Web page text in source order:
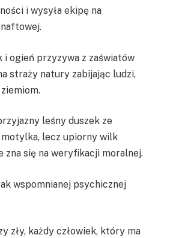
i wysyła ekipę na
ogień przyzywa z zaświatów
straży natury zabijając ludzi,
leśny duszek ze
motylka, lecz upiorny wilk
zna się na weryfikacji moralnej.
wspomnianej psychicznej
zły, każdy człowiek, który ma